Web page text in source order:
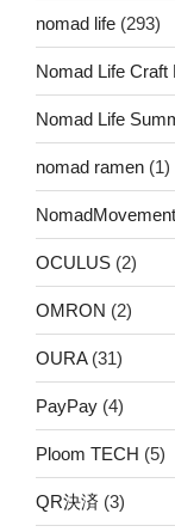
nomad life (293)
Nomad Life Craft
Nomad Life
nomad ramen (1)
NomadMovement
OCULUS (2)
OMRON (2)
OURA(31)
PayPay (4)
Ploom TECH (5)
QR決済 (3)